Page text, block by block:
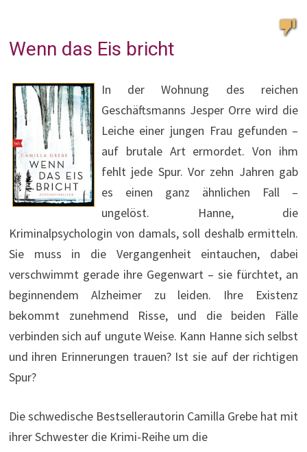
Wenn das Eis bricht
In der Wohnung des reichen
Geschäftsmanns Jesper Orre wird die
Leiche einer jungen Frau gefunden –
auf brutale Art ermordet. Von ihm
fehlt jede Spur. Vor zehn Jahren gab
es einen ganz ähnlichen Fall –
ungelöst. Hanne, die
Kriminalpsychologin von damals, soll deshalb ermitteln.
Sie muss in die Vergangenheit eintauchen, dabei
verschwimmt gerade ihre Gegenwart – sie fürchtet, an
beginnendem Alzheimer zu leiden. Ihre Existenz
bekommt zunehmend Risse, und die beiden Fälle
verbinden sich auf ungute Weise. Kann Hanne sich selbst
und ihren Erinnerungen trauen? Ist sie auf der richtigen
Spur?
Die schwedische Bestsellerautorin Camilla Grebe hat mit
ihrer Schwester die Krimi-Reihe um die